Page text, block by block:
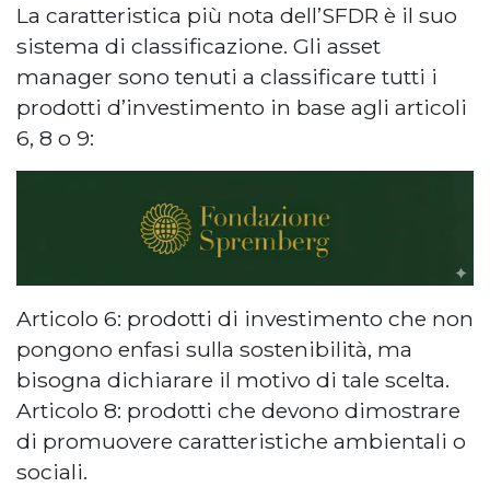
La caratteristica più nota dell’SFDR è il suo
sistema di classificazione. Gli asset
manager sono tenuti a classificare tutti i
prodotti d’investimento in base agli articoli
6, 8 o 9:
Articolo 6: prodotti di investimento che non
pongono enfasi sulla sostenibilità, ma
bisogna dichiarare il motivo di tale scelta.
Articolo 8: prodotti che devono dimostrare
di promuovere caratteristiche ambientali o
sociali.